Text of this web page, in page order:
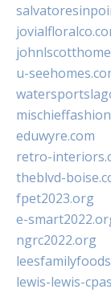
u-
eduwyre.com
retro-
theblvd-
fpet2023.org
e-
ngrc2022.org
lewis-lewis-